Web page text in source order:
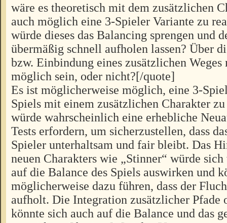
wäre es theoretisch mit dem zusätzlichen
auch möglich eine 3-Spieler Variante zu
würde dieses das Balancing sprengen und
übermäßig schnell aufholen lassen? Über
bzw. Einbindung eines zusätzlichen Weges
möglich sein, oder nicht?[/quote]
Es ist möglicherweise möglich, eine 3-
Spiels mit einem zusätzlichen Charakter
würde wahrscheinlich eine erhebliche
Tests erfordern, um sicherzustellen, dass
Spieler unterhaltsam und fair bleibt. Das
neuen Charakters wie „Stinner“ würde
auf die Balance des Spiels auswirken und
möglicherweise dazu führen, dass der
aufholt. Die Integration zusätzlicher Pfade
könnte sich auch auf die Balance und das